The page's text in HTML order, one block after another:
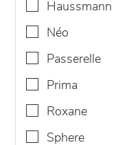
haussmann
néo
passerelle
prima
roxane
sphere